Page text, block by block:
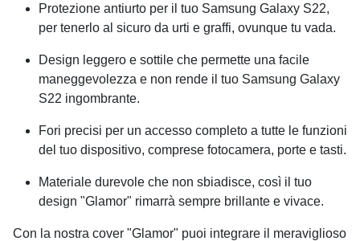
Protezione antiurto per il tuo Samsung Galaxy S22,
per tenerlo al sicuro da urti e graffi, ovunque tu vada.
Design leggero e sottile che permette una facile
maneggevolezza e non rende il tuo Samsung Galaxy
S22 ingombrante.
Fori precisi per un accesso completo a tutte le funzioni
del tuo dispositivo, comprese fotocamera, porte e tasti.
Materiale durevole che non sbiadisce, così il tuo
design "Glamor" rimarrà sempre brillante e vivace.
Con la nostra cover "Glamor" puoi integrare il meraviglioso